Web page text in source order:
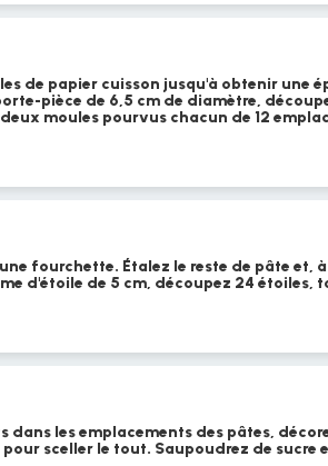
de papier cuisson jusqu'à obtenir une
pièce de 6,5 cm de diamètre,
moules pourvus chacun de 12
fourchette. Étalez le reste de pâte et,
d'étoile de 5 cm, découpez 24 étoiles,
dans les emplacements des pâtes,
sceller le tout. Saupoudrez de sucre